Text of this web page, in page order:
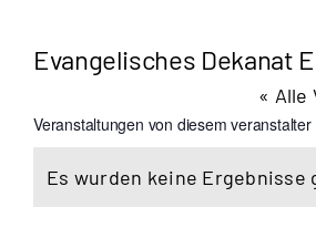
Evangelisches Dekanat
« Alle
Veranstaltungen von diesem veranstalter
Hinweis
Es wurden keine Ergebnisse